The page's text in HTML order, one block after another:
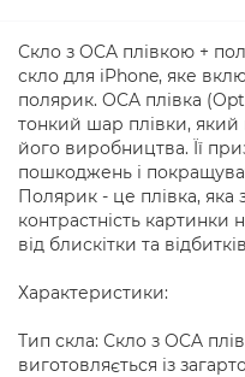
Скло з OCA плівкою +
скло для iPhone, яке
полярик. OCA плівка
тонкий шар плівки, який
його виробництва. Її
пошкоджень і
Полярик - це плівка, яка
контрастність
від блискітки та
Характеристики:
Тип скла: Скло з OCA
виготовляється із